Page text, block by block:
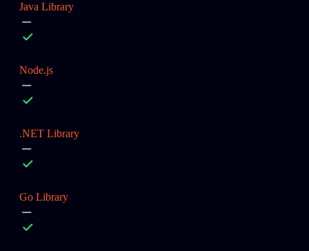
Java Library
Node.js
.NET Library
Go Library